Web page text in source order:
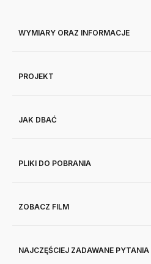
WYMIARY ORAZ INFORMACJE
PROJEKT
JAK DBAĆ
PLIKI DO POBRANIA
ZOBACZ FILM
NAJCZĘŚCIEJ ZADAWANE PYTANIA